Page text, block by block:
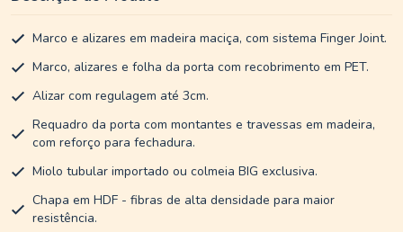
Marco e alizares em madeira maciça, com sistema Finger Joint.
Marco, alizares e folha da porta com recobrimento em PET.
Alizar com regulagem até 3cm.
Requadro da porta com montantes e travessas em madeira,
com reforço para fechadura.
Miolo tubular importado ou colmeia BIG exclusiva.
Chapa em HDF - fibras de alta densidade para maior
resistência.